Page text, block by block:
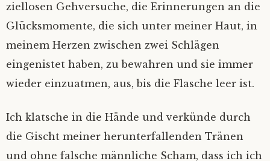
ziellosen Gehversuche, die Erinnerungen an die
Glücksmomente, die sich unter meiner Haut, in
meinem Herzen zwischen zwei Schlägen
eingenistet haben, zu bewahren und sie immer
wieder einzuatmen, aus, bis die Flasche leer ist.
Ich klatsche in die Hände und verkünde durch
die Gischt meiner herunterfallenden Tränen
und ohne falsche männliche Scham, dass ich ich